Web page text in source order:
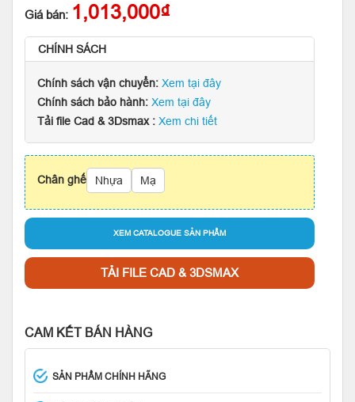
Giá bán: 1,013,000₫
CHÍNH SÁCH
Chính sách vận chuyển: Xem tại đây
Chính sách bảo hành: Xem tại đây
Tải file Cad & 3Dsmax : Xem chi tiết
Chân ghế Nhựa Mạ
XEM CATALOGUE SẢN PHẨM
TẢI FILE CAD & 3DSMAX
CAM KẾT BÁN HÀNG
SẢN PHẨM CHÍNH HÃNG